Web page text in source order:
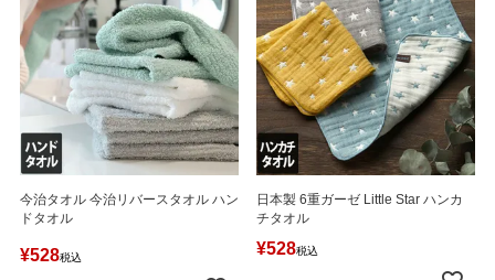
今治タオル 今治リバースタオル ハン
ドタオル
¥528税込
日本製 6重ガーゼ Little Star ハンカ
チタオル
¥528税込